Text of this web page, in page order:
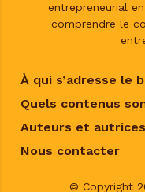
entrepreneurial
comprendre le
À qui s’adresse le
Quels contenus
Auteurs et autrices
Nous contacter
© Copyright